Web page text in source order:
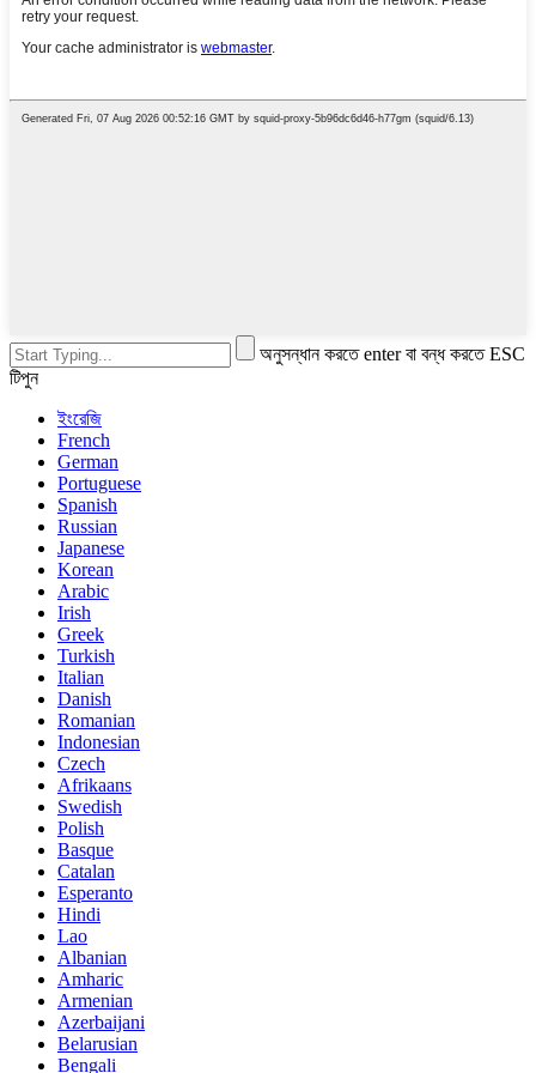
অনুসন্ধান করতে enter বা বন্ধ করতে ESC
টিপুন
ইংরেজি
French
German
Portuguese
Spanish
Russian
Japanese
Korean
Arabic
Irish
Greek
Turkish
Italian
Danish
Romanian
Indonesian
Czech
Afrikaans
Swedish
Polish
Basque
Catalan
Esperanto
Hindi
Lao
Albanian
Amharic
Armenian
Azerbaijani
Belarusian
Bengali